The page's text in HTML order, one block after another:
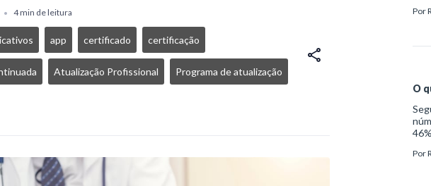
• 4 min de leitura
app certificado certificação
Atualização Profissional Programa de atualização
ele
Daí
Por
O
Por